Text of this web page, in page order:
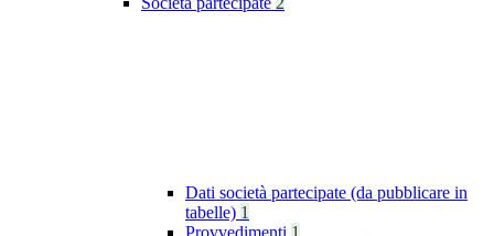
Dati società partecipate (da pubblicare in
tabelle) 1